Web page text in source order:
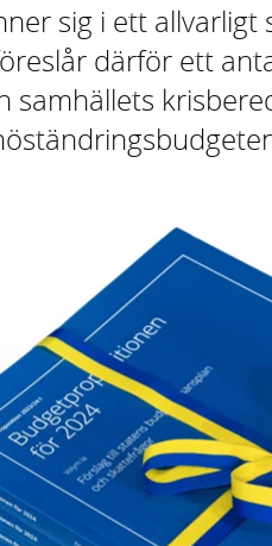
sig i ett
därför ett
samhällets